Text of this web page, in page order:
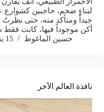
لبناءٍ ضخم، حاجبين كشوارع
جيداً ومتأكد منه، حتى
أكن موجوداً فيها، كانت
حسين الماغوط
15 يناير, 2017
نافذة العالم الآخر